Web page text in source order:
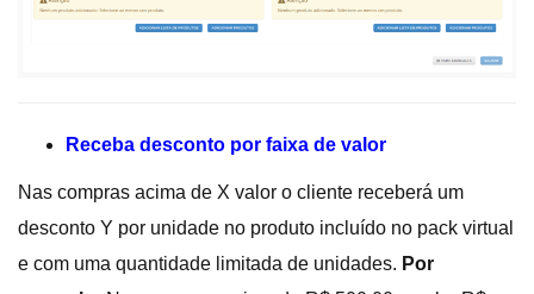
Receba desconto por faixa de valor
Nas compras acima de X valor o cliente receberá um
desconto Y por unidade no produto incluído no pack virtual
e com uma quantidade limitada de unidades. Por